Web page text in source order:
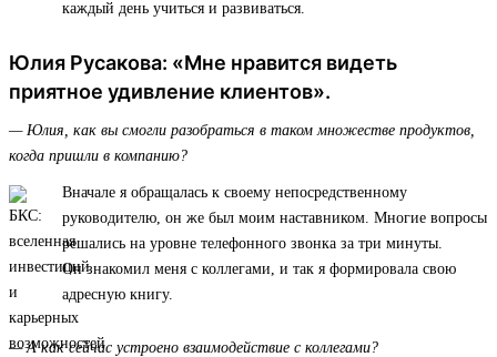
каждый день учиться и развиваться.
Юлия Русакова: «Мне нравится видеть
приятное удивление клиентов».
— Юлия, как вы смогли разобраться в таком множестве продуктов,
когда пришли в компанию?
Вначале я обращалась к своему непосредственному
руководителю, он же был моим наставником. Многие вопросы
решались на уровне телефонного звонка за три минуты.
Он знакомил меня с коллегами, и так я формировала свою
адресную книгу.
— А как сейчас устроено взаимодействие с коллегами?